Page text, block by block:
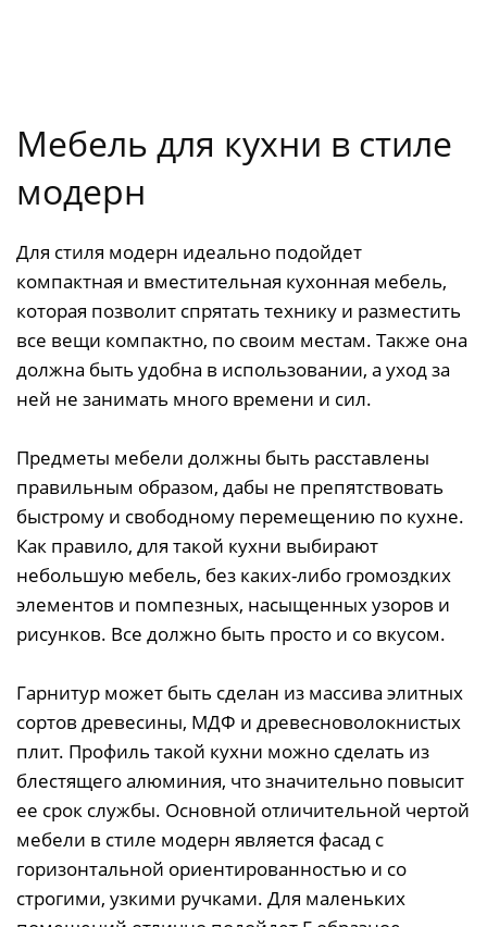
Мебель для кухни в стиле
модерн
Для стиля модерн идеально подойдет
компактная и вместительная кухонная мебель,
которая позволит спрятать технику и разместить
все вещи компактно, по своим местам. Также она
должна быть удобна в использовании, а уход за
ней не занимать много времени и сил.
Предметы мебели должны быть расставлены
правильным образом, дабы не препятствовать
быстрому и свободному перемещению по кухне.
Как правило, для такой кухни выбирают
небольшую мебель, без каких-либо громоздких
элементов и помпезных, насыщенных узоров и
рисунков. Все должно быть просто и со вкусом.
Гарнитур может быть сделан из массива элитных
сортов древесины, МДФ и древесноволокнистых
плит. Профиль такой кухни можно сделать из
блестящего алюминия, что значительно повысит
ее срок службы. Основной отличительной чертой
мебели в стиле модерн является фасад с
горизонтальной ориентированностью и со
строгими, узкими ручками. Для маленьких